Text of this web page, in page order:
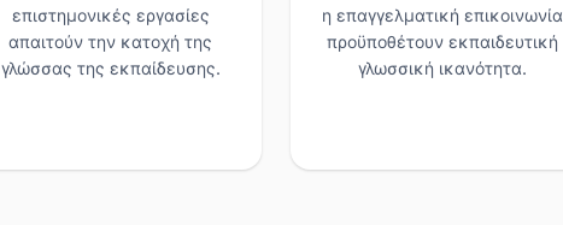
επιστημονικές εργασίες
απαιτούν την κατοχή της
γλώσσας της εκπαίδευσης.
η επαγγελματική επικοινωνία
προϋποθέτουν εκπαιδευτική
γλωσσική ικανότητα.